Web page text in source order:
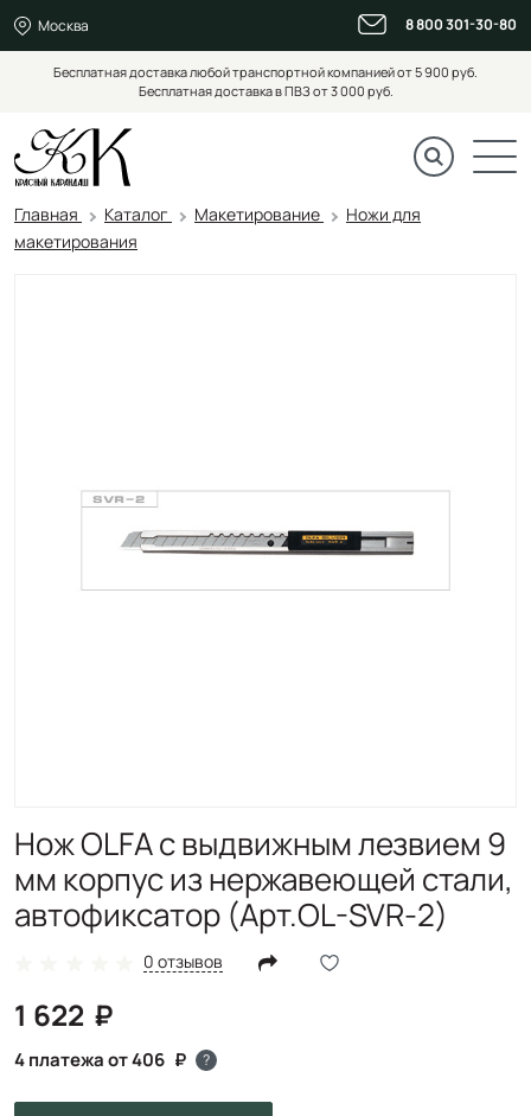
Москва 8 800 301-30-80
Бесплатная доставка любой транспортной компанией от 5 900 руб.
Бесплатная доставка в ПВЗ от 3 000 руб.
Главная Каталог Макетирование
Ножи для
макетирования
Нож OLFA с выдвижным лезвием 9
мм корпус из нержавеющей стали,
автофиксатор (Арт.OL-SVR-2)
0 отзывов
1 622
4 платежа от 406 ?